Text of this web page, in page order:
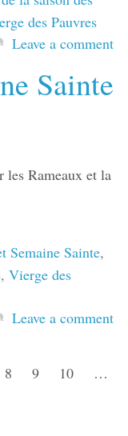
des Pauvres
Leave a comment
Sainte
les Rameaux et la
Semaine Sainte,
, Vierge des
Leave a comment
8 9 10
…